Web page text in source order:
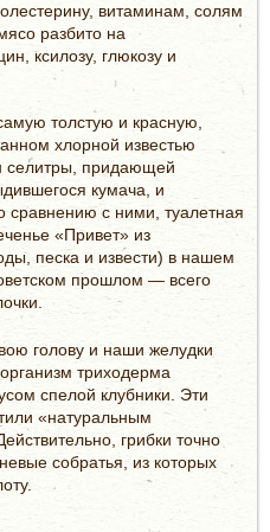
витаминам, солям
разбито на
ксилозу, глюкозу и
толстую и красную,
хлорной известью
селитры, придающей
кумача, и
сравнению с ними, туалетная
«Привет» из
песка и извести) в нашем
прошлом — всего
голову и наши желудки
триходерма
спелой клубники. Эти
«натуральным
грибки точно
собратья, из которых